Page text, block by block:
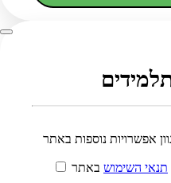
אפשרויות נוספות באתר
תנאי השימוש באתר